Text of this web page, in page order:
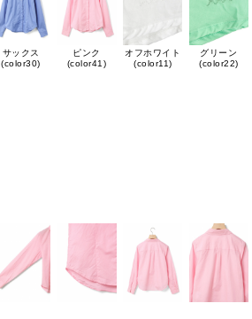
サックス
(color30)
ピンク
(color41)
オフホワイト
(color11)
グリーン
(color22)